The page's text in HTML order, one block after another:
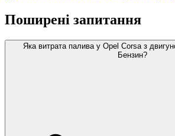
Поширені запитання
Яка витрата палива у Opel Corsa з
Бензин?